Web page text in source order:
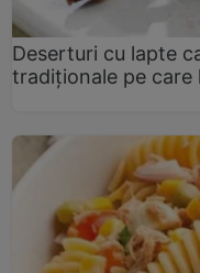
Deserturi cu lapte
tradiționale pe care